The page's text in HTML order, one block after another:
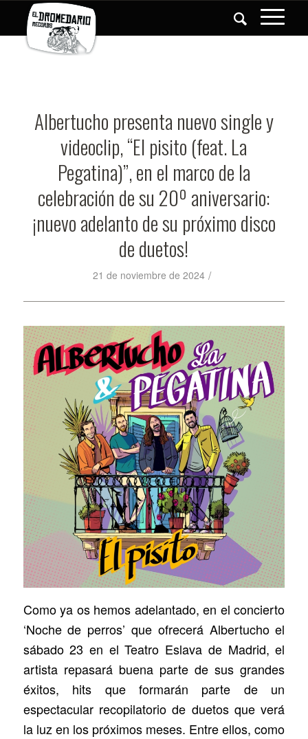
Albertucho presenta nuevo single y
videoclip, “El pisito (feat. La
Pegatina)”, en el marco de la
celebración de su 20º aniversario:
¡nuevo adelanto de su próximo disco
de duetos!
21 de noviembre de 2024 /
Como ya os hemos adelantado, en el concierto
‘Noche de perros’ que ofrecerá Albertucho el
sábado 23 en el Teatro Eslava de Madrid, el
artista repasará buena parte de sus grandes
éxitos, hits que formarán parte de un
espectacular recopilatorio de duetos que verá
la luz en los próximos meses. Entre ellos, como